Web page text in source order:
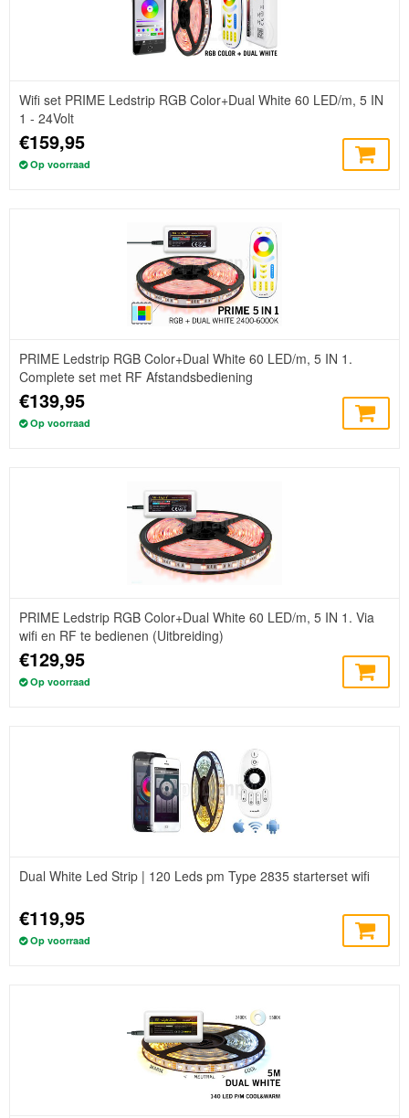
Wifi set PRIME Ledstrip RGB Color+Dual White 60 LED/m, 5 IN
1 - 24Volt
€159,95
Op voorraad
PRIME Ledstrip RGB Color+Dual White 60 LED/m, 5 IN 1.
Complete set met RF Afstandsbediening
€139,95
Op voorraad
PRIME Ledstrip RGB Color+Dual White 60 LED/m, 5 IN 1. Via
wifi en RF te bedienen (Uitbreiding)
€129,95
Op voorraad
Dual White Led Strip | 120 Leds pm Type 2835 starterset wifi
€119,95
Op voorraad